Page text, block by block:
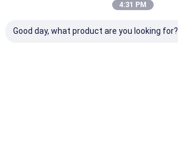
4:31 PM
Good day, what product are you looking for?